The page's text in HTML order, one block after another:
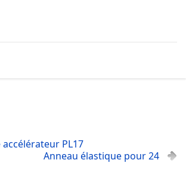
PL17
Anneau élastique pour 24